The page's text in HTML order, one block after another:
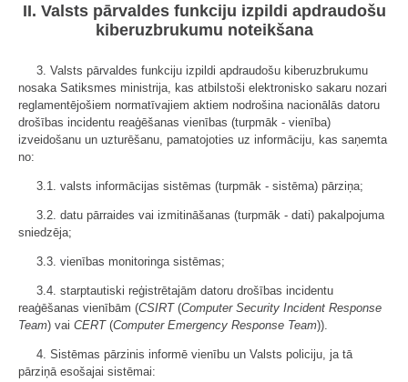
II. Valsts pārvaldes funkciju izpildi apdraudošu
kiberuzbrukumu noteikšana
3. Valsts pārvaldes funkciju izpildi apdraudošu kiberuzbrukumu
nosaka Satiksmes ministrija, kas atbilstoši elektronisko sakaru nozari
reglamentējošiem normatīvajiem aktiem nodrošina nacionālās datoru
drošības incidentu reaģēšanas vienības (turpmāk - vienība)
izveidošanu un uzturēšanu, pamatojoties uz informāciju, kas saņemta
no:
3.1. valsts informācijas sistēmas (turpmāk - sistēma) pārziņa;
3.2. datu pārraides vai izmitināšanas (turpmāk - dati) pakalpojuma
sniedzēja;
3.3. vienības monitoringa sistēmas;
3.4. starptautiski reģistrētajām datoru drošības incidentu
reaģēšanas vienībām (CSIRT(Computer Security Incident Response
Team) vai CERT(Computer Emergency Response Team)).
4. Sistēmas pārzinis informē vienību un Valsts policiju, ja tā
pārziņā esošajai sistēmai: